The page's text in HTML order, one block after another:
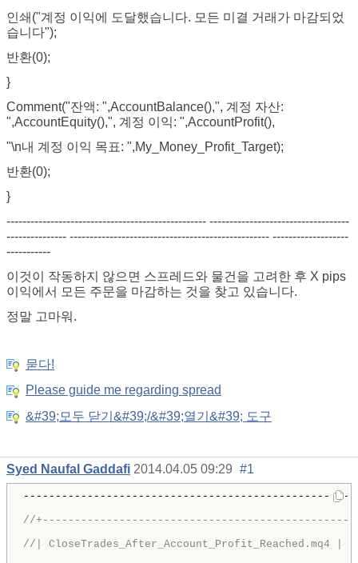
인쇄("계정 이익에 도달했습니다. 모든 미결 거래가 마감되었
습니다");
반환(0);
}
Comment("잔액: ",AccountBalance(),", 계정 자산:
",AccountEquity(),", 계정 이익: ",AccountProfit(),
"\n내 계정 이익 목표: ",My_Money_Profit_Target);
반환(0);
}
-------------------------------------------------- -----------------------------------
--------------- -------------------------------------------------- -------------------
-----------
이것이 작동하지 않으면 스프레드와 물건을 고려한 후 X pips
이익에서 모든 주문을 마감하는 것을 찾고 있습니다.
정말 고마워.
묻다!
Please guide me regarding spread
&#39;모두 닫기&#39;/&#39;열기&#39; 도구
Syed Naufal Gaddafi 2014.04.05 09:29 #1
//
//| CloseTrades_After_Account_Profit_Reached.mq4 |